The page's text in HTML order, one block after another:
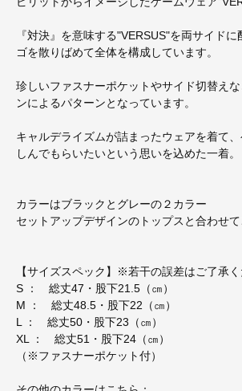
『対決』を意味する"VERSUS"を両サイド
ゴを散りばめて全体を構成しています。
珍しいファスナーポケットやサイド切替え
ンによるパターンとなっています。
キャルデライズムが詰まったウェアを着て
しんでもらいたいという思いを込めた一着。
カラーはブラックとグレーの２カラー
セットアップデザインのトップスと合わせて
【サイズスペック】※若干の誤差はご了承く
S ： 総丈47・股下21.5（㎝）
M ： 総丈48.5・股下22（㎝）
L ： 総丈50・股下23（㎝）
XL ： 総丈51・股下24（㎝）
（※ファスナーポケット付）